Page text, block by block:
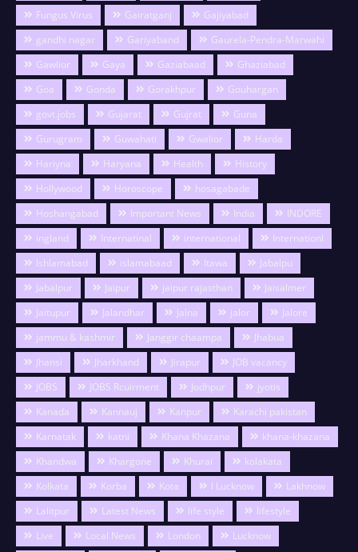
Fungus Virus
Gairatganj
Gajiyabad
gandhi nagar
Gariyaband
Gaurela-Pendra-Marwahi
Gawlior
Gaya Gaziabaad
Ghaziabad
Goa
Gonda Gorakhpur
Gouhargan
govt.jobs
Gujarat Gujrat
Guna
Gurugram
Guwahati Gwalior
Harda
Hariyna
Haryana Health
History
Hollywood
Horoscope
hosagabade
Hoshangabad
Important News India
INDORE
ingland
Internatinal international
Internationl
Ishlamabad
islamabaad Itawa
Jabalpu
Jabalpur
Jaipur jaipur rajasthan
Jaisalmer
Jaitupur
Jalandhar Jalna jalor
Jalore
jammu & kashmir
Janggir chaampa
Jhabua
Jhansi
Jharkhand Jirapur
JOB vacancy
JOBS
JOBS Rcuirment Jodhpur
jyotis
Kanada
Kannauj Kanpur
Karachi pakistan
Karnatak
katni Khana Khazana
khana-khazana
Khandwa
Khargone Khurai
kolakata
Kolkata
Korba Kota l Lucknow
Lakhnow
Lalitpur
Latest News life style
lifestyle
Live
Local News London
Lucknow